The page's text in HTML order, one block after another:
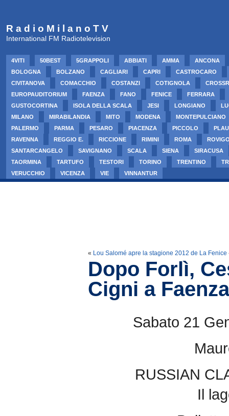
R a d i o M i l a n o T V
International FM Radiotelevision
4VITI 50BEST 5GRAPPOLI ABBIATI AMMA
ANCONA
BOLOGNA
BOLZANO CAGLIARI CAPRI
CASTROCARO
CIVITANOVA
COMACCHIO COSTANZI COTIGNOLA
EUROPAUDITORIUM
FAENZA FANO FENICE
FERRARA
GUSTOCORTINA
ISOLA DELLA SCALA JESI LONGIANO
MILANO
MIRABILANDIA MITO MODENA
MONTEPULCIANO
PALERMO
PARMA PESARO PIACENZA PICCOLO
RAVENNA
REGGIO E. RICCIONE RIMINI ROMA
SANTARCANGELO
SAVIGNANO SCALA SIENA
SIRACUSA
TAORMINA
TARTUFO TESTORI TORINO TRENTINO
VERUCCHIO
VICENZA VIE VINNANTUR
« Lou Salomé apre la stagione 2012 de La Fenice
Dopo Forlì,
Cigni a Faenza
Sabato 21
RUSSIAN
Il